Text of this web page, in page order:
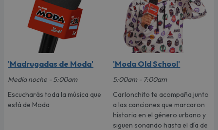
'Madrugadas de Moda'
Media noche - 5:00am
Escucharás toda la música que
está de Moda
'Moda Old School'
5:00am - 7:00am
Carlonchito te acompaña junto
a las canciones que marcaron
historia en el género urbano y
siguen sonando hasta el día de